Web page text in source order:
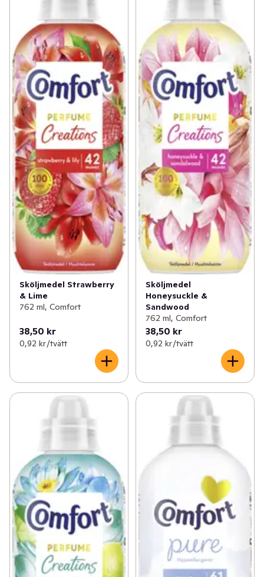
Sköljmedel Strawberry
& Lime
762 ml, Comfort
38,50 kr
0,92 kr /tvätt
Sköljmedel
Honeysuckle &
Sandwood
762 ml, Comfort
38,50 kr
0,92 kr /tvätt